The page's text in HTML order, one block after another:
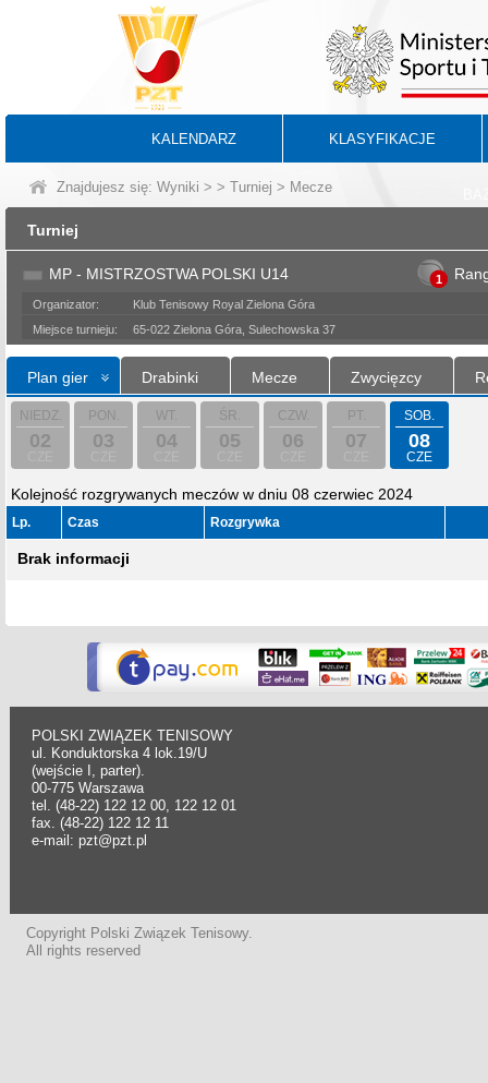
KALENDARZ KLASYFIKACJE
Znajdujesz się: Wyniki > > Turniej > Mecze
Turniej
MP - MISTRZOSTWA POLSKI U14 1
Organizator:
Klub Tenisowy Royal Zielona Góra
Miejsce turnieju:
65-022 Zielona Góra, Sulechowska 37
Plan gier Drabinki Mecze Zwycięzcy
NIEDZ.
02
PON.
03
WT.
04
ŚR.
05
CZW.
06
PT.
07
SOB.
08
CZE
Kolejność rozgrywanych meczów w dniu 08 czerwiec 2024
Lp. Czas Rozgrywka
Brak informacji
POLSKI ZWIĄZEK TENISOWY
ul. Konduktorska 4 lok.19/U
(wejście I, parter).
00-775 Warszawa
tel. (48-22) 122 12 00, 122 12 01
fax. (48-22) 122 12 11
e-mail: pzt@pzt.pl
Copyright Polski Związek Tenisowy.
All rights reserved